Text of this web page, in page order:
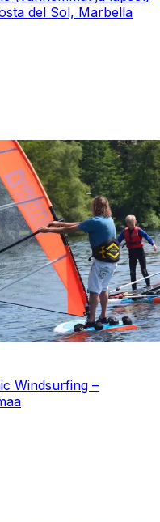
del Sol, Marbella
Windsurfing –